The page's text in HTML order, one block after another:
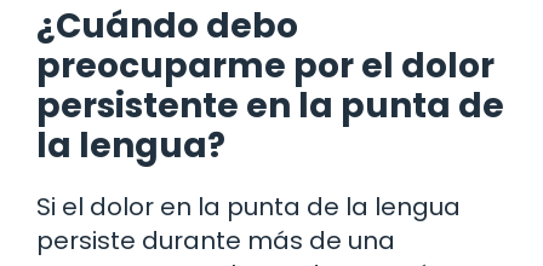
¿Cuándo debo
preocuparme por el dolor
persistente en la punta de
la lengua?
Si el dolor en la punta de la lengua
persiste durante más de una